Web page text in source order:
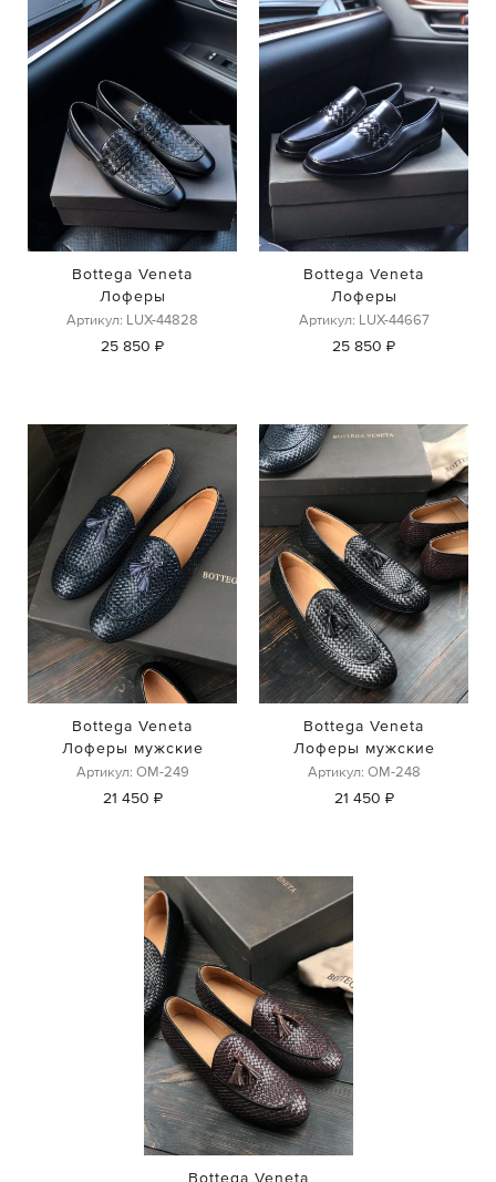
Bottega Veneta
Лоферы
Артикул: LUX-44828
25 850 ₽
Bottega Veneta
Лоферы
Артикул: LUX-44667
25 850 ₽
Bottega Veneta
Лоферы мужские
Артикул: ОМ-249
21 450 ₽
Bottega Veneta
Лоферы мужские
Артикул: ОМ-248
21 450 ₽
Bottega Veneta